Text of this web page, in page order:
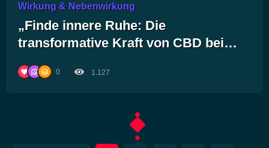
Wirkung & Nebenwirkung
„Finde innere Ruhe: Die
transformative Kraft von CBD bei
0 1.127